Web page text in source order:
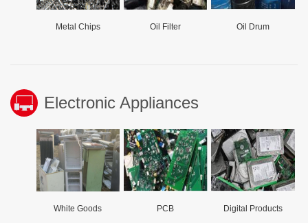
Metal Chips Oil Filter Oil Drum
Electronic Appliances
White Goods PCB Digital Products